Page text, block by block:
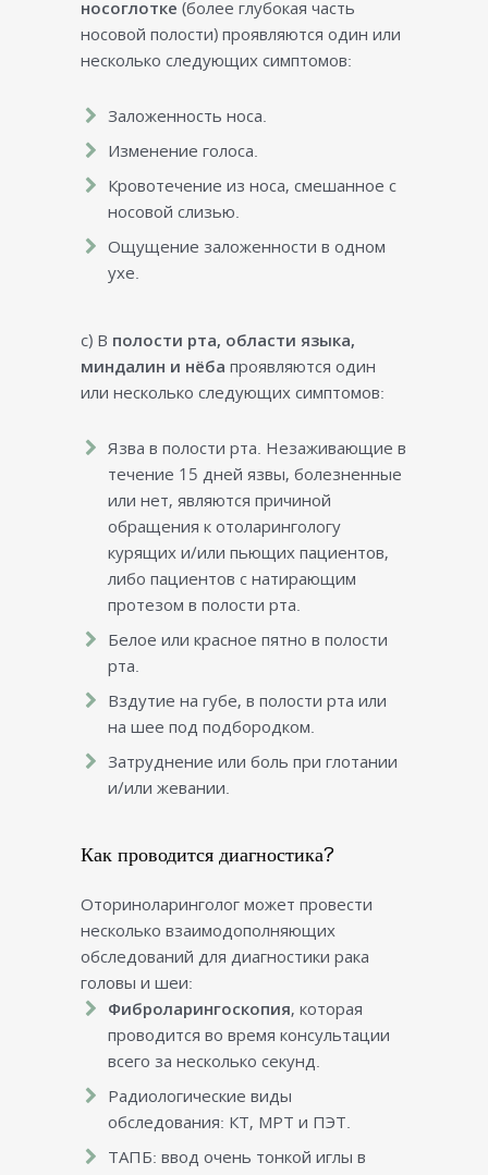
носоглотке (более глубокая часть
носовой полости) проявляются один или
несколько следующих симптомов:
Заложенность носа.
Изменение голоса.
Кровотечение из носа, смешанное с
носовой слизью.
Ощущение заложенности в одном
ухе.
c) В полости рта, области языка,
миндалин и нёба проявляются один
или несколько следующих симптомов:
Язва в полости рта. Незаживающие в
течение 15 дней язвы, болезненные
или нет, являются причиной
обращения к отоларингологу
курящих и/или пьющих пациентов,
либо пациентов с натирающим
протезом в полости рта.
Белое или красное пятно в полости
рта.
Вздутие на губе, в полости рта или
на шее под подбородком.
Затруднение или боль при глотании
и/или жевании.
Как проводится диагностика?
Оториноларинголог может провести
несколько взаимодополняющих
обследований для диагностики рака
головы и шеи:
Фиброларингоскопия, которая
проводится во время консультации
всего за несколько секунд.
Радиологические виды
обследования: КТ, МРТ и ПЭТ.
ТАПБ: ввод очень тонкой иглы в